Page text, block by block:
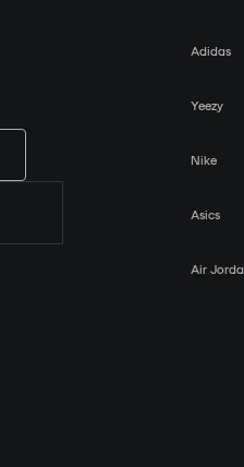
Adidas
Yeezy
Nike
Asics
Air